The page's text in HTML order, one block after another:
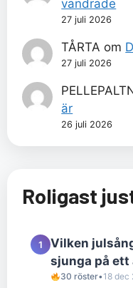
vandrade
27 juli 2026
TÅRTA om
27 juli 2026
är
26 juli 2026
Roligast
1
Vilken
sjunga på ett
30 röster•18 dec